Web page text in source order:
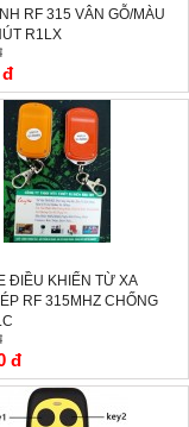
RF 315 VÂN GỖ/MÀU
R1LX
đ
ĐIỀU KHIỂN TỪ XA
RF 315MHZ CHỐNG
đ